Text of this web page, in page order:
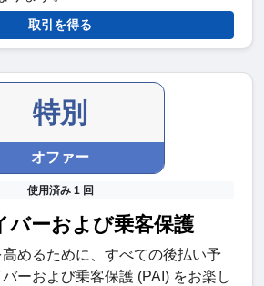
取引を得る
特別
オファー
使用済み 1 回
バーおよび乗客保護
めるために、すべての後払い予
ーおよび乗客保護 (PAI) をお楽し